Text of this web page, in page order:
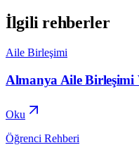
İlgili rehberler
Aile Birleşimi
Almanya Aile Birleşimi
Oku
Öğrenci Rehberi